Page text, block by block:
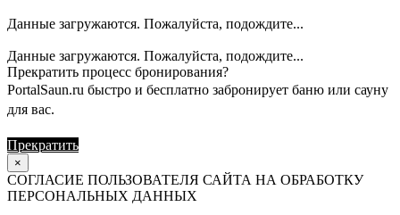
Данные загружаются. Пожалуйста, подождите...
Данные загружаются. Пожалуйста, подождите...
Прекратить процесс бронирования?
PortalSaun.ru быстро и бесплатно забронирует баню или сауну
для вас.
Прекратить
×
СОГЛАСИЕ ПОЛЬЗОВАТЕЛЯ САЙТА НА ОБРАБОТКУ
ПЕРСОНАЛЬНЫХ ДАННЫХ